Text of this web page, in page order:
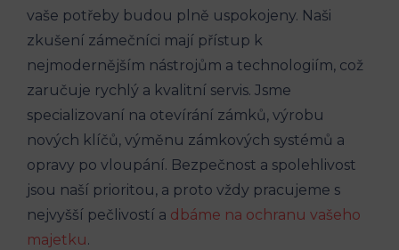
vaše potřeby budou plně uspokojeny. Naši
zkušení zámečníci mají přístup k
nejmodernějším nástrojům a technologiím, což
zaručuje rychlý a kvalitní servis. Jsme
specializovaní na otevírání zámků, výrobu
nových klíčů, výměnu zámkových systémů a
opravy po vloupání. Bezpečnost a spolehlivost
jsou naší prioritou, a proto vždy pracujeme s
nejvyšší pečlivostí a dbáme na ochranu vašeho
majetku.